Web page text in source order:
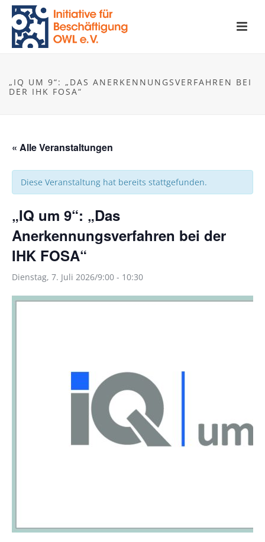
„IQ UM 9“: „DAS ANERKENNUNGSVERFAHREN BEI
DER IHK FOSA“
« Alle Veranstaltungen
Diese Veranstaltung hat bereits stattgefunden.
„IQ um 9“: „Das
Anerkennungsverfahren bei der
IHK FOSA“
Dienstag, 7. Juli 2026/9:00 - 10:30